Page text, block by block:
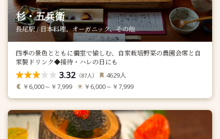
杉・五兵衛
長尾駅 / 日本料理、オーガニック、その他
四季の景色とともに個室で愉しむ、自家栽培野菜の農園会席と自
家製ドリンク◆接待・ハレの日にも
3.32 （87人） 4629人
￥6,000～￥7,999 ￥6,000～￥7,999